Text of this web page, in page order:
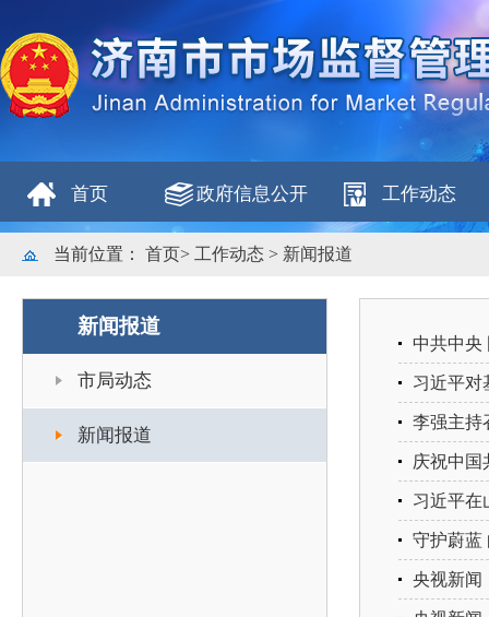
首页 政府信息公开 工作动态
当前位置： 首页> 工作动态 > 新闻报道
新闻报道
市局动态
新闻报道
中共中央
习近平对
李强主持
庆祝中国
习近平在
守护蔚蓝
央视新闻